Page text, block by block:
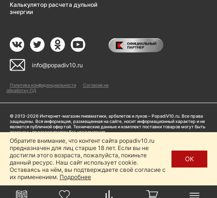
Калькулятор расчета дульной
энергии
info@popadiv10.ru
Политика конфиденциальности
Согласие на
обработку ПД
© 2013-2026 Интернет-магазин пневматики, арбалетов и луков – PopadiV10.ru. Все права
защищены. Вся информация, размещенная на сайте, носит информационный характер и не
является публичной офертой. Технические данные и комплект поставки товаров могут быть
изменены производителем без уведомления
Пользуясь сайтом Popadiv10.ru, пользователь автоматически соглашается с условиями,
прописанными в
Политике конфиденциальности
Копирование любой информации (тексты, фото, видео и др.) с сайта Popadiv10 запрещено,
за исключением наличия письменного согласия администрации сайта Popadiv10.
Обратите внимание, что контент сайта popadiv10.ru
предназначен для лиц старше 18 лет. Если вы не
достигли этого возраста, пожалуйста, покиньте
данный ресурс. Наш сайт использует cookie.
Оставаясь на нём, вы подтверждаете своё согласие с
их применением. Подробнее
ОК